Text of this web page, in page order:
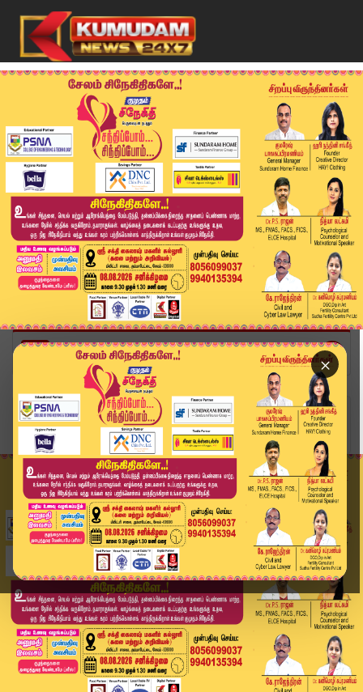
×
Home
வீடியோ ஸ்டோரி
பல லட்சம் மதிப்பிலான படகு கருகி நாசம்.. காவல்து...